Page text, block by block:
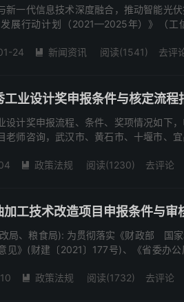
新一代信息技术深度融合，推动智能光
展行动计划（2021—2025年）》（工
24  新闻资讯 阅读(1541) 去评
业设计奖申报条件与核定流程
设计奖申报流程、条件、奖项情况如下
老师咨询，武汉市、黄石市、十堰市、
 政策法规 阅读(1230) 去评论
工技术改造项目申报条件与审
局、粮食局): 为贯彻落实《财政部 国
见》(财建〔2021〕177号)、《省委办
 政策法规 阅读(1732) 去评论